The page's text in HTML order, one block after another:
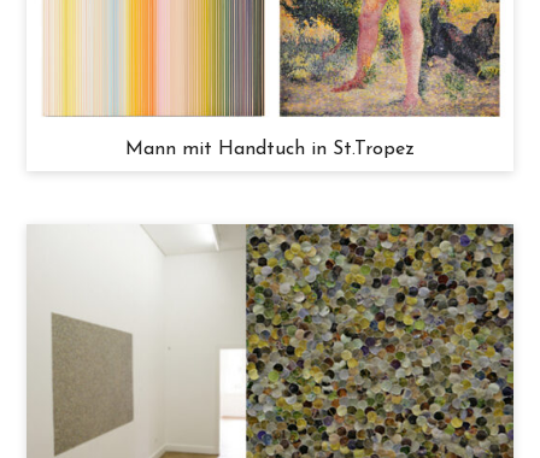
Mann mit Handtuch in St.Tropez